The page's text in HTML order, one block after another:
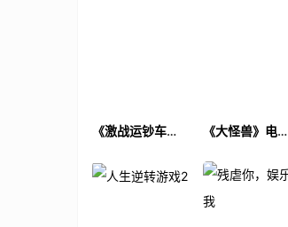
《激战运钞车》
《大怪兽》电影